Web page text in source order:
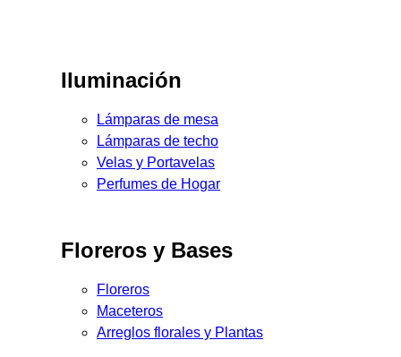
Iluminación
Lámparas de mesa
Lámparas de techo
Velas y Portavelas
Perfumes de Hogar
Floreros y Bases
Floreros
Maceteros
Arreglos florales y Plantas